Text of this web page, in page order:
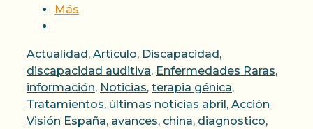
Más
Categorías
Actualidad, Artículo, Discapacidad,
discapacidad auditiva, Enfermedades Raras,
información, Noticias, terapia génica,
Tratamientos, últimas noticias Etiquetas
abril, Acción
Visión España, avances, china, diagnostico,